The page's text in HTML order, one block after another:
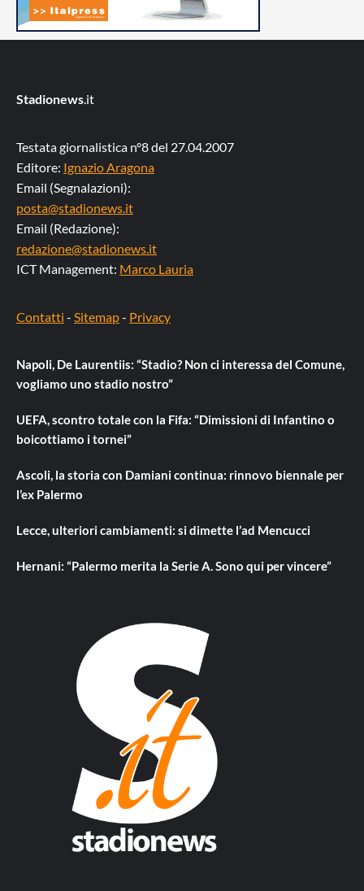
Stadionews .it
Testata giornalistica n°8 del 27.04.2007
Editore: Ignazio Aragona
Email (Segnalazioni):
posta@stadionews.it
Email (Redazione):
redazione@stadionews.it
ICT Management: Marco Lauria
Contatti - Sitemap- Privacy
Napoli, De Laurentiis: “Stadio? Non ci interessa del Comune,
vogliamo uno stadio nostro”
UEFA, scontro totale con la Fifa: “Dimissioni di Infantino o
boicottiamo i tornei”
Ascoli, la storia con Damiani continua: rinnovo biennale per
l’ex Palermo
Lecce, ulteriori cambiamenti: si dimette l’ad Mencucci
Hernani: “Palermo merita la Serie A. Sono qui per vincere”